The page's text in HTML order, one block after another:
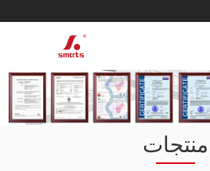
منتجات